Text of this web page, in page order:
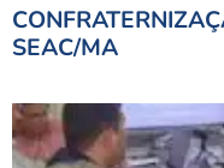
SEAC/MA